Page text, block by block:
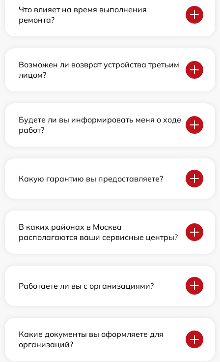
Что влияет на время выполнения
ремонта?
Возможен ли возврат устройства третьим
лицом?
Будете ли вы информировать меня о ходе
работ?
Какую гарантию вы предоставляете?
В каких районах в Москва
располагаются ваши сервисные центры?
Работаете ли вы с организациями?
Какие документы вы оформляете для
организаций?